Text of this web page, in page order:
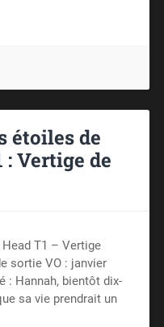
étoiles de
: Vertige de
T1 – Vertige
sortie VO : janvier
: Hannah, bientôt dix-
sa vie prendrait un